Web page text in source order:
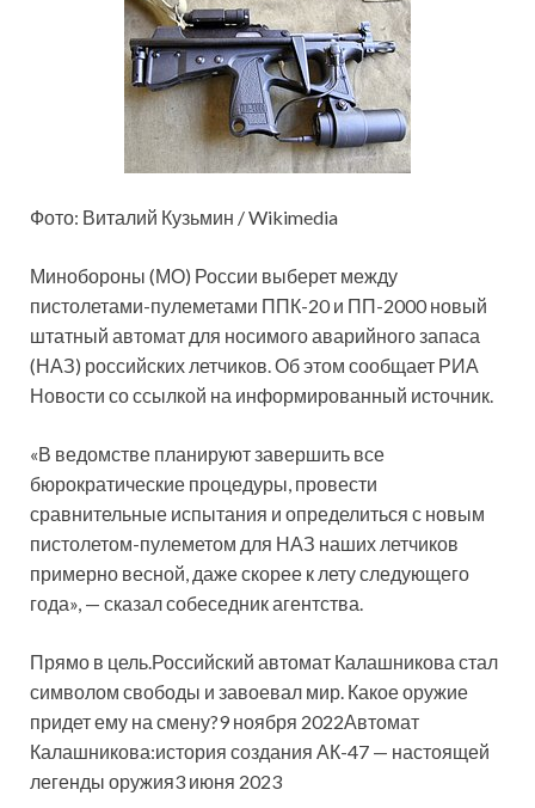
Фото: Виталий Кузьмин / Wikimedia
Минобороны (МО) России выберет между
пистолетами-пулеметами ППК-20 и ПП-2000 новый
штатный автомат для носимого аварийного запаса
(НАЗ) российских летчиков. Об этом сообщает РИА
Новости со ссылкой на информированный источник.
«В ведомстве планируют завершить все
бюрократические процедуры, провести
сравнительные испытания и определиться с новым
пистолетом-пулеметом для НАЗ наших летчиков
примерно весной, даже скорее к лету следующего
года», — сказал собеседник агентства.
Прямо в цель.Российский автомат Калашникова стал
символом свободы и завоевал мир. Какое оружие
придет ему на смену?9 ноября 2022Автомат
Калашникова:история создания АК-47 — настоящей
легенды оружия3 июня 2023